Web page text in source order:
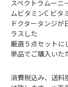
スペクトラムーニ
ムビタミンC ビタ
ドクタータンジ
ラスした
厳選５点セットに
単品でご購入いた
消費税込み、送料